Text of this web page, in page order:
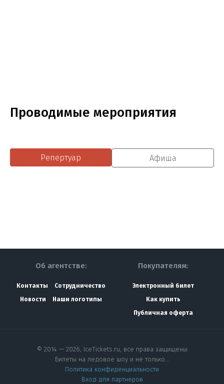
Проводимые мероприятия
Репертуар Афиша
Об агентстве:
Контакты
Сотрудничество
Новости
Наши логотипы
Покупателям:
Электронный билет
Как купить
Публичная оферта
© 2014 — 2026, IceTickets.ru, все права защищены
Билеты на ледовое шоу и не только…
Политика конфиденциальности
Вход для партнеров